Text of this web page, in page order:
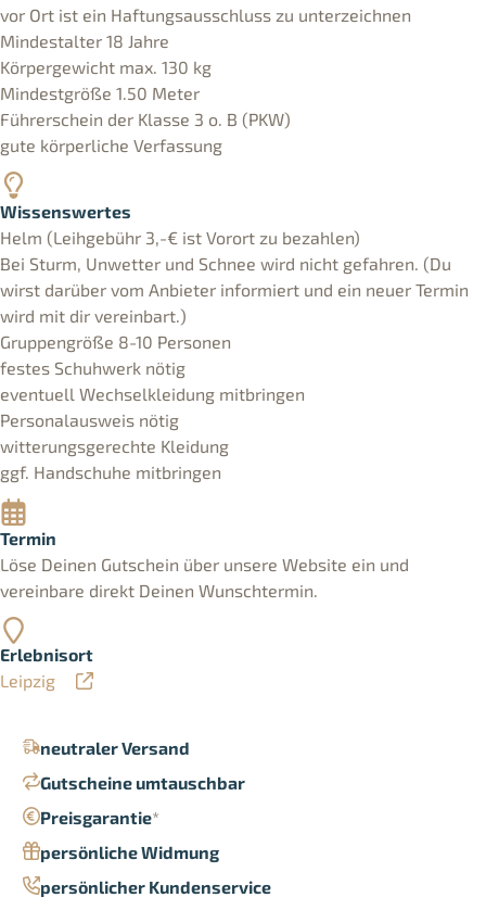
neutraler Versand
Gutscheine umtauschbar
Preisgarantie*
persönliche Widmung
persönlicher Kundenservice
vor Ort ist ein Haftungsausschluss zu unterzeichnen
Mindestalter 18 Jahre
Körpergewicht max. 130 kg
Mindestgröße 1.50 Meter
Führerschein der Klasse 3 o. B (PKW)
gute körperliche Verfassung
Wissenswertes
Helm (Leihgebühr 3,-€ ist Vorort zu bezahlen)
Bei Sturm, Unwetter und Schnee wird nicht gefahren. (Du
wirst darüber vom Anbieter informiert und ein neuer Termin
wird mit dir vereinbart.)
Gruppengröße 8-10 Personen
festes Schuhwerk nötig
eventuell Wechselkleidung mitbringen
Personalausweis nötig
witterungsgerechte Kleidung
ggf. Handschuhe mitbringen
Termin
Löse Deinen Gutschein über unsere Website ein und
vereinbare direkt Deinen Wunschtermin.
Erlebnisort
Leipzig